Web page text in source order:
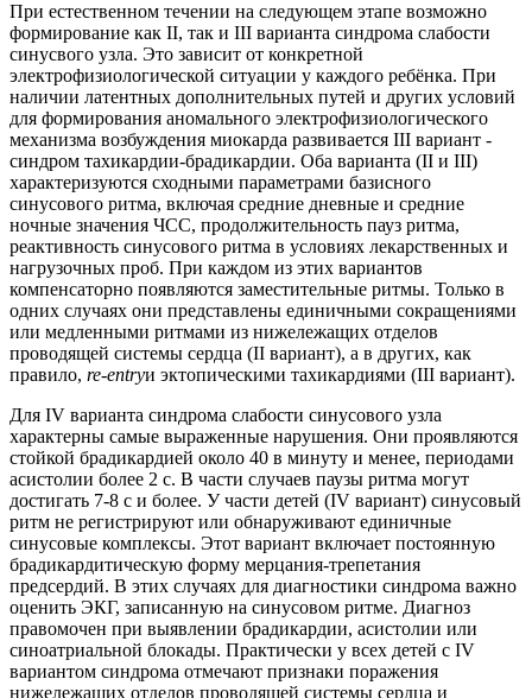
При естественном течении на следующем этапе возможно
формирование как II, так и III варианта синдрома слабости
синусвого узла. Это зависит от конкретной
электрофизиологической ситуации у каждого ребёнка. При
наличии латентных дополнительных путей и других условий
для формирования аномального электрофизиологического
механизма возбуждения миокарда развивается III вариант -
синдром тахикардии-брадикардии. Оба варианта (II и III)
характеризуются сходными параметрами базисного
синусового ритма, включая средние дневные и средние
ночные значения ЧСС, продолжительность пауз ритма,
реактивность синусового ритма в условиях лекарственных и
нагрузочных проб. При каждом из этих вариантов
компенсаторно появляются заместительные ритмы. Только в
одних случаях они представлены единичными сокращениями
или медленными ритмами из нижележащих отделов
проводящей системы сердца (II вариант), а в других, как
правило, re-entryи эктопическими тахикардиями (III вариант).
Для IV варианта синдрома слабости синусового узла
характерны самые выраженные нарушения. Они проявляются
стойкой брадикардией около 40 в минуту и менее, периодами
асистолии более 2 с. В части случаев паузы ритма могут
достигать 7-8 с и более. У части детей (IV вариант) синусовый
ритм не регистрируют или обнаруживают единичные
синусовые комплексы. Этот вариант включает постоянную
брадикардитическую форму мерцания-трепетания
предсердий. В этих случаях для диагностики синдрома важно
оценить ЭКГ, записанную на синусовом ритме. Диагноз
правомочен при выявлении брадикардии, асистолии или
синоатриальной блокады. Практически у всех детей с IV
вариантом синдрома отмечают признаки поражения
нижележащих отделов проводящей системы сердца и